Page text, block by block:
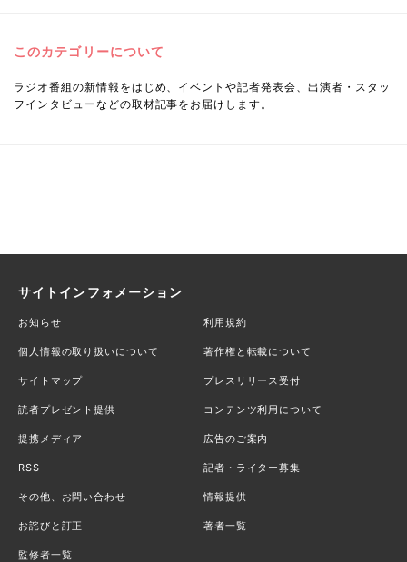
このカテゴリーについて
ラジオ番組の新情報をはじめ、イベントや記者発表会、出演者・スタッ
フインタビューなどの取材記事をお届けします。
サイトインフォメーション
お知らせ 利用規約
個人情報の取り扱いについて 著作権と転載について
サイトマップ プレスリリース受付
読者プレゼント提供 コンテンツ利用について
提携メディア 広告のご案内
RSS 記者・ライター募集
その他、お問い合わせ 情報提供
お詫びと訂正 著者一覧
監修者一覧